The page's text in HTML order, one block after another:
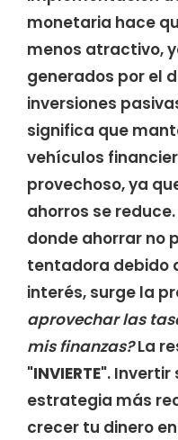
monetaria hace
menos atractivo,
generados por el
inversiones
significa que
vehículos
provechoso, ya
ahorros se
donde ahorrar no
tentadora debido
interés, surge la
aprovechar las
mis finanzas?La
"INVIERTE". Invertir
estrategia más
crecer tu dinero